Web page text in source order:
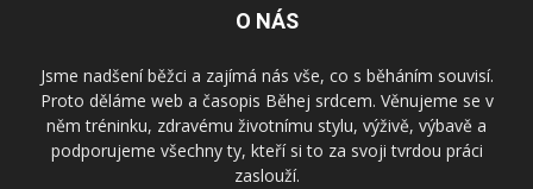
O NÁS
Jsme nadšení běžci a zajímá nás vše, co s běháním souvisí.
Proto děláme web a časopis Běhej srdcem. Věnujeme se v
něm tréninku, zdravému životnímu stylu, výživě, výbavě a
podporujeme všechny ty, kteří si to za svoji tvrdou práci
zaslouží.